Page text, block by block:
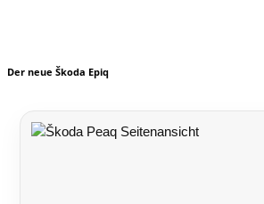
Der neue Škoda Epiq